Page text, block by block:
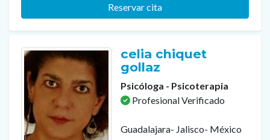
Reservar cita
celia chiquet
gollaz
Psicóloga - Psicoterapia
Profesional Verificado
Guadalajara- Jalisco- México